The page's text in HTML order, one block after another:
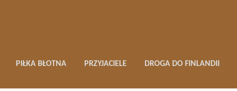
PIŁKA BŁOTNA PRZYJACIELE DROGA DO FINLANDII